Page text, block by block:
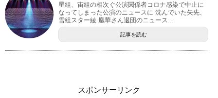
星組、宙組の相次ぐ公演関係者コロナ感染で中止に
なってしまった公演のニュースに 沈んでいた矢先、
雪組スター綾 凰華さん退団のニュース...
記事を読む
スポンサーリンク